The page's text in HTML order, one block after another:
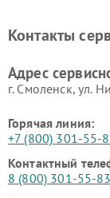
Контакты
Адрес
г. Смоленск, ул.
Горячая линия:
+7 (800) 301-55-
Контактный
8 (800) 301-55-83